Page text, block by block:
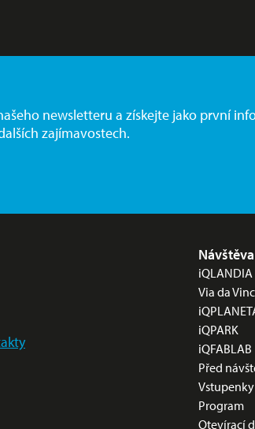
newsletteru a získejte jako první
zajímavostech.
Nabídka
Návštěva
iQLANDIA
Via da
iQPARK
iQFABLAB
Před
Vstupenky
Program
Otevírací